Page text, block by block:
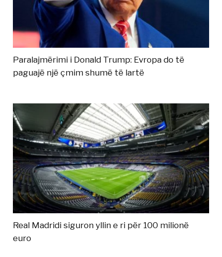
Paralajmërimi i Donald Trump: Evropa do të
paguajë një çmim shumë të lartë
Real Madridi siguron yllin e ri për 100 milionë
euro